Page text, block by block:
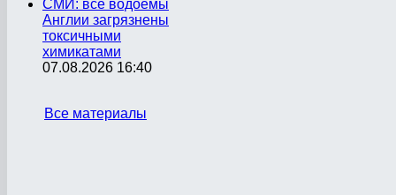
СМИ: все водоемы
Англии загрязнены
токсичными
химикатами
07.08.2026 16:40
Все материалы